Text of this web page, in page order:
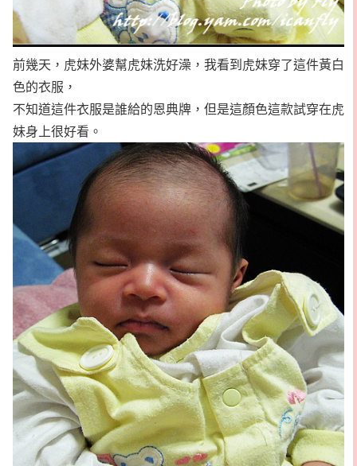
前幾天，虎妹外婆幫虎妹洗好澡，我看到虎妹穿了這件黃白
色的衣服，
不知道這件衣服是誰給的恩典牌，但是這顏色這款試穿在虎
妹身上很好看。